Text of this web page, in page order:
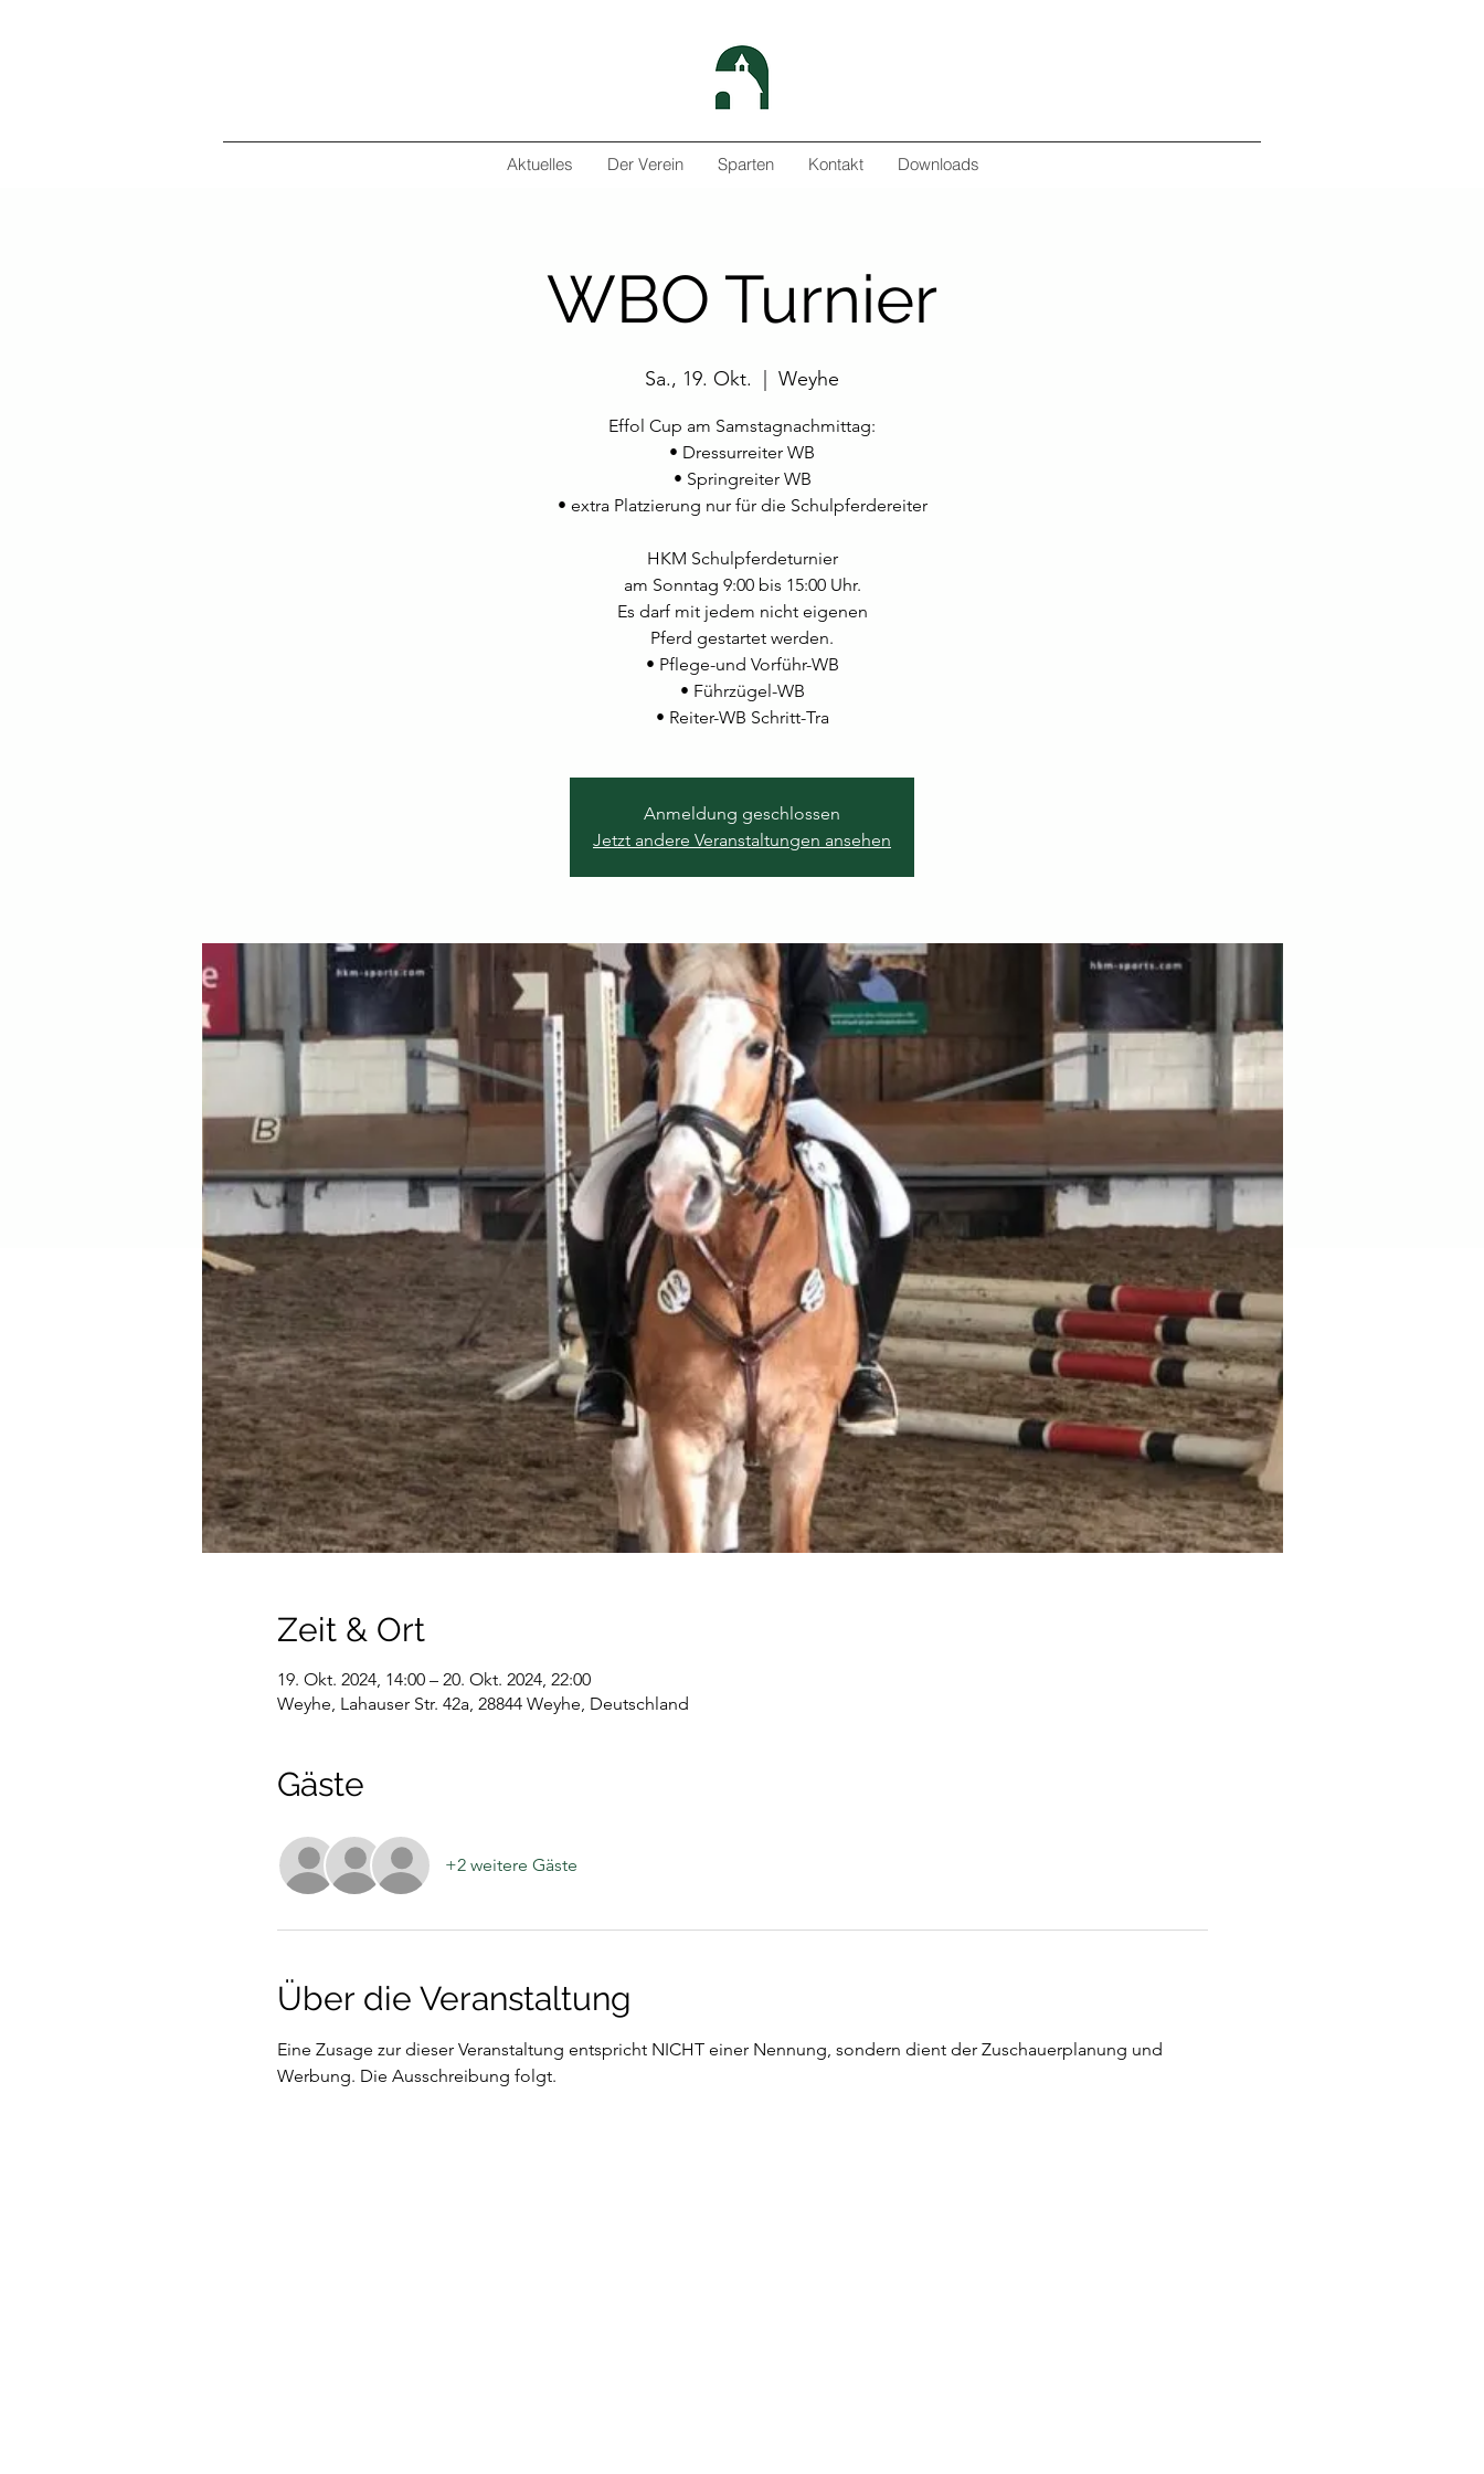
Aktuelles Der Verein Sparten Kontakt Downloads
WBO Turnier
Sa., 19. Okt. Weyhe
Effol Cup am Samstagnachmittag:
• Dressurreiter WB
• Springreiter WB
• extra Platzierung nur für die Schulpferdereiter
HKM Schulpferdeturnier
am Sonntag 9:00 bis 15:00 Uhr.
Es darf mit jedem nicht eigenen
Pferd gestartet werden.
• Pflege-und Vorführ-WB
• Führzügel-WB
• Reiter-WB Schritt-Tra
Anmeldung geschlossen
Jetzt andere Veranstaltungen ansehen
Zeit & Ort
19. Okt. 2024, 14:00 – 20. Okt. 2024, 22:00
Weyhe, Lahauser Str. 42a, 28844 Weyhe, Deutschland
Gäste
+2 weitere Gäste
Über die Veranstaltung
Eine Zusage zur dieser Veranstaltung entspricht NICHT einer Nennung, sondern dient der Zuschauerplanung und
Werbung. Die Ausschreibung folgt.